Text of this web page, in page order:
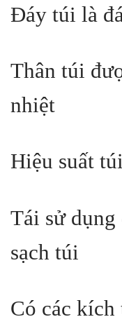
Đáy túi là
Thân túi
nhiệt
Hiệu suất
Tái sử
sạch túi
Có các kích